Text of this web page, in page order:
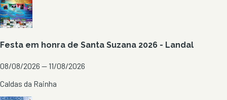
Festa em honra de Santa Suzana 2026 - Landal
08/08/2026 — 11/08/2026
Caldas da Rainha